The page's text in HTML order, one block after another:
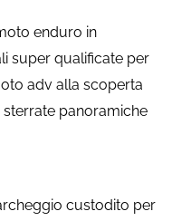
enduro in
super qualificate per
adv alla scoperta
panoramiche
custodito per